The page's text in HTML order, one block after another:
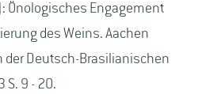
Önologisches Engagement
des Weins. Aachen
der Deutsch-Brasilianischen
9 - 20.